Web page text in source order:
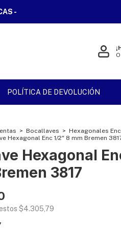
-
POLÍTICA DE DEVOLUCIÓN
> Bocallaves > Hexagonales Enc
Hexagonal Enc 1/2" 8 mm Bremen
Hexagonal
3817
$4.305,79